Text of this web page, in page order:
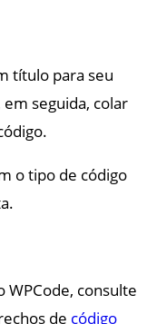
título para seu
seguida, colar
o tipo de código
WPCode, consulte
de código